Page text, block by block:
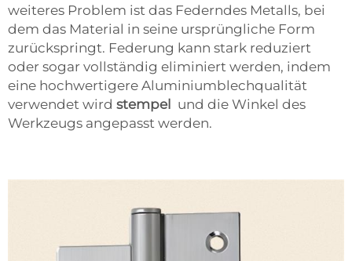
weiteres Problem ist das Federndes Metalls, bei
dem das Material in seine ursprüngliche Form
zurückspringt. Federung kann stark reduziert
oder sogar vollständig eliminiert werden, indem
eine hochwertigere Aluminiumblechqualität
verwendet wird stempel und die Winkel des
Werkzeugs angepasst werden.